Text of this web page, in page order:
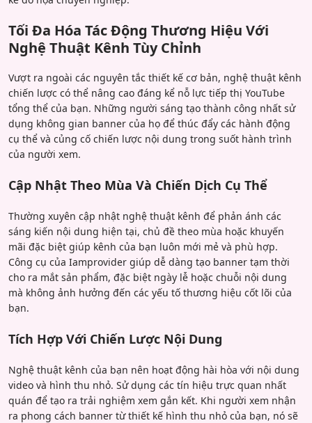
Tối Đa Hóa Tác Động Thương Hiệu Với
Nghệ Thuật Kênh Tùy Chỉnh
Vượt ra ngoài các nguyên tắc thiết kế cơ bản, nghệ thuật kênh
chiến lược có thể nâng cao đáng kể nỗ lực tiếp thị YouTube
tổng thể của bạn. Những người sáng tạo thành công nhất sử
dụng không gian banner của họ để thúc đẩy các hành động
cụ thể và củng cố chiến lược nội dung trong suốt hành trình
của người xem.
Cập Nhật Theo Mùa Và Chiến Dịch Cụ Thể
Thường xuyên cập nhật nghệ thuật kênh để phản ánh các
sáng kiến nội dung hiện tại, chủ đề theo mùa hoặc khuyến
mãi đặc biệt giúp kênh của bạn luôn mới mẻ và phù hợp.
Công cụ của Iamprovider giúp dễ dàng tạo banner tạm thời
cho ra mắt sản phẩm, đặc biệt ngày lễ hoặc chuỗi nội dung
mà không ảnh hưởng đến các yếu tố thương hiệu cốt lõi của
bạn.
Tích Hợp Với Chiến Lược Nội Dung
Nghệ thuật kênh của bạn nên hoạt động hài hòa với nội dung
video và hình thu nhỏ. Sử dụng các tín hiệu trực quan nhất
quán để tạo ra trải nghiệm xem gắn kết. Khi người xem nhận
ra phong cách banner từ thiết kế hình thu nhỏ của bạn, nó sẽ